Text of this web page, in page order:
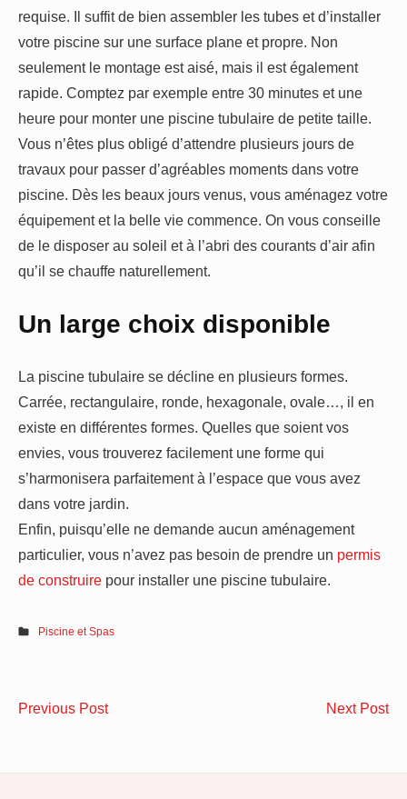
requise. Il suffit de bien assembler les tubes et d’installer
votre piscine sur une surface plane et propre. Non
seulement le montage est aisé, mais il est également
rapide. Comptez par exemple entre 30 minutes et une
heure pour monter une piscine tubulaire de petite taille.
Vous n’êtes plus obligé d’attendre plusieurs jours de
travaux pour passer d’agréables moments dans votre
piscine. Dès les beaux jours venus, vous aménagez votre
équipement et la belle vie commence. On vous conseille
de le disposer au soleil et à l’abri des courants d’air afin
qu’il se chauffe naturellement.
Un large choix disponible
La piscine tubulaire se décline en plusieurs formes.
Carrée, rectangulaire, ronde, hexagonale, ovale…, il en
existe en différentes formes. Quelles que soient vos
envies, vous trouverez facilement une forme qui
s’harmonisera parfaitement à l’espace que vous avez
dans votre jardin.
Enfin, puisqu’elle ne demande aucun aménagement
particulier, vous n’avez pas besoin de prendre un permis
de construire pour installer une piscine tubulaire.
Piscine et Spas
Navigation
Previous PostComment
Next Post